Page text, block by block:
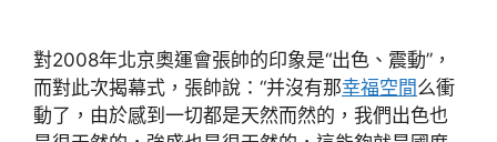
對2008年北京奧運會張帥的印象是“出色、震動”，
而對此次揭幕式，張帥說：“并沒有那幸福空間么衝
動了，由於感到一切都是天然而然的，我們出色也